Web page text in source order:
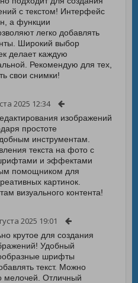
с текстом! Интерфейс
а функции
легко добавлять
Широкий выбор
делает каждую
Рекомендую для тех,
свои снимки!
2025 12:34
изображений
простоте
инструментам.
текста на фото с
и эффектами
помощником для
картинок.
визуального контента!
2025 19:01
крутое для создания
Удобный
шрифты
текст. Можно
мелочей. Отличный